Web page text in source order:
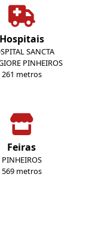
Hospitais
SANCTA
PINHEIROS
261 metros
Feiras
PINHEIROS
569 metros